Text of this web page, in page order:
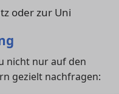
oder zur Uni
nicht nur auf den
gezielt nachfragen: